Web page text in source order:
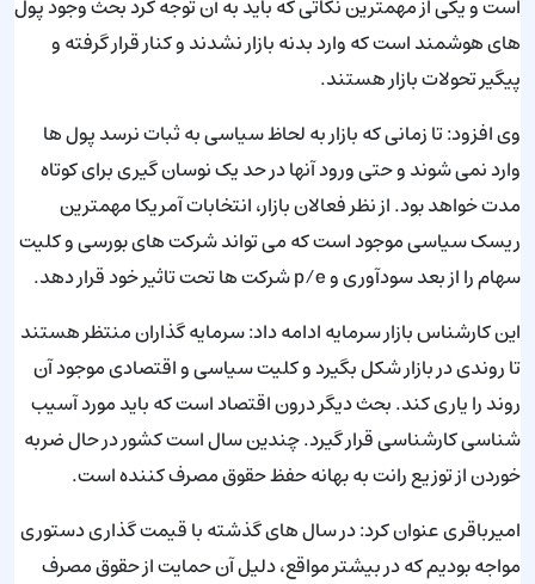
است و یکی از مهمترین نکاتی که باید به آن توجه کرد بحث وجود پول
های هوشمند است که وارد بدنه بازار نشدند و کنار قرار گرفته و
پیگیر تحولات بازار هستند.
وی افزود: تا زمانی که بازار به لحاظ سیاسی به ثبات نرسد پول ها
وارد نمی شوند و حتی ورود آنها در حد یک نوسان گیری برای کوتاه
مدت خواهد بود. از نظر فعالان بازار، انتخابات آمریکا مهمترین
ریسک سیاسی موجود است که می تواند شرکت های بورسی و کلیت
سهام را از بعد سودآوری و p/e شرکت ها تحت تاثیر خود قرار دهد.
این کارشناس بازار سرمایه ادامه داد: سرمایه گذاران منتظر هستند
تا روندی در بازار شکل بگیرد و کلیت سیاسی و اقتصادی موجود آن
روند را یاری کند. بحث دیگر درون اقتصاد است که باید مورد آسیب
شناسی کارشناسی قرار گیرد. چندین سال است کشور در حال ضربه
خوردن از توزیع رانت به بهانه حفظ حقوق مصرف کننده است.
امیرباقری عنوان کرد: در سال های گذشته با قیمت گذاری دستوری
مواجه بودیم که در بیشتر مواقع، دلیل آن حمایت از حقوق مصرف